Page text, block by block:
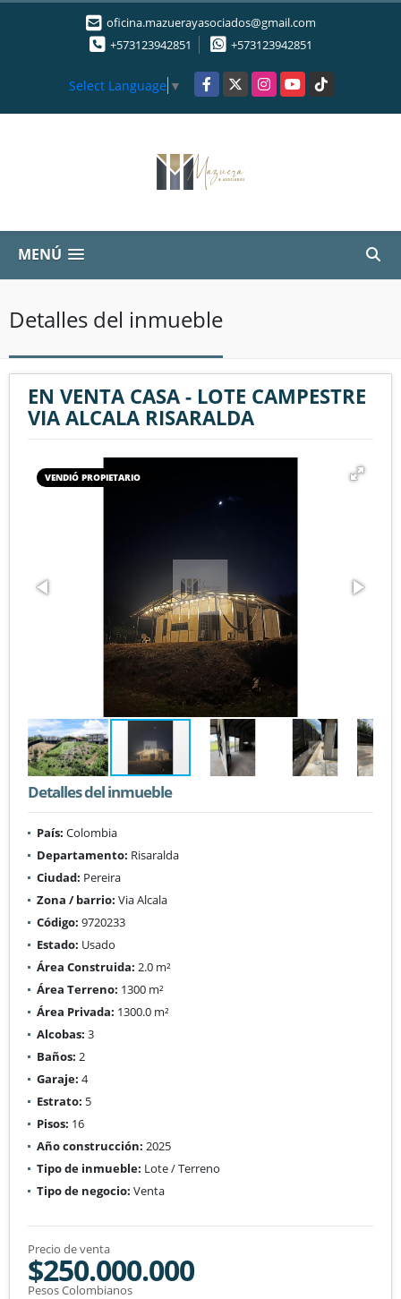
oficina.mazuerayasociados@gmail.com
+573123942851
+573123942851
Select Language ▼ Facebook
X InstagramYouTubeTikTok
MENÚ
Detalles del inmueble
EN VENTA CASA - LOTE CAMPESTRE
VIA ALCALA RISARALDA
VENDIÓ PROPIETARIO
Detalles del inmueble
País: Colombia
Departamento: Risaralda
Ciudad: Pereira
Zona / barrio: Via Alcala
Código: 9720233
Estado: Usado
Área Construida: 2.0 m²
Área Terreno: 1300 m²
Área Privada: 1300.0 m²
Alcobas: 3
Baños: 2
Garaje: 4
Estrato: 5
Pisos: 16
Año construcción: 2025
Tipo de inmueble: Lote / Terreno
Tipo de negocio: Venta
Precio de venta
$250.000.000
Pesos Colombianos